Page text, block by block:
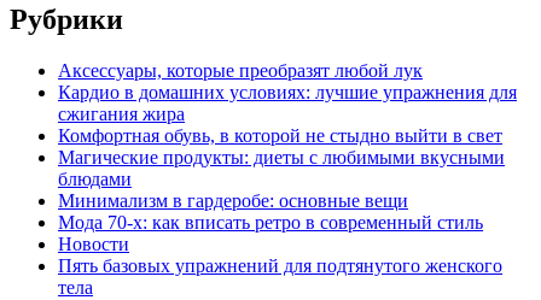
Рубрики
Аксессуары, которые преобразят любой лук
Кардио в домашних условиях: лучшие упражнения для
сжигания жира
Комфортная обувь, в которой не стыдно выйти в свет
Магические продукты: диеты с любимыми вкусными
блюдами
Минимализм в гардеробе: основные вещи
Мода 70-х: как вписать ретро в современный стиль
Новости
Пять базовых упражнений для подтянутого женского
тела